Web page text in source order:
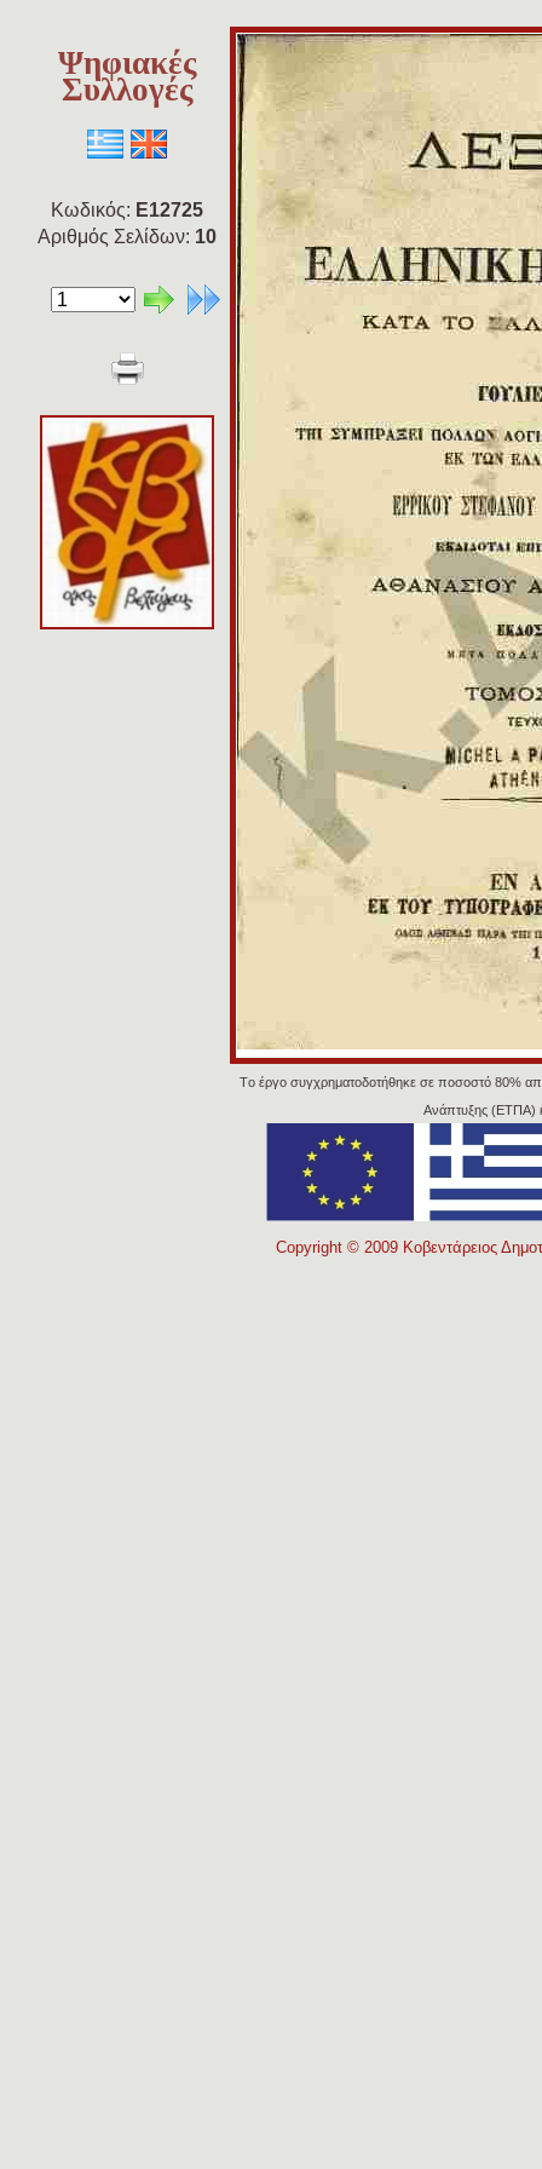
Ψηφιακές
Συλλογές
Κωδικός: E12725
Αριθμός Σελίδων: 10
Tο έργο συγχρηματοδοτήθηκε σε ποσοστό 80%
Ανάπτυξης (ΕΤΠΑ)
Copyright © 2009 Κοβεντάρειος